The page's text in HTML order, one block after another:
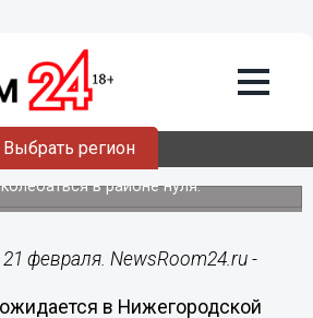
Выбрать регион
ожидается в Нижнем
с 21 по 27
в районе нуля.
февраля. NewsRoom24.ru -
в Нижегородской